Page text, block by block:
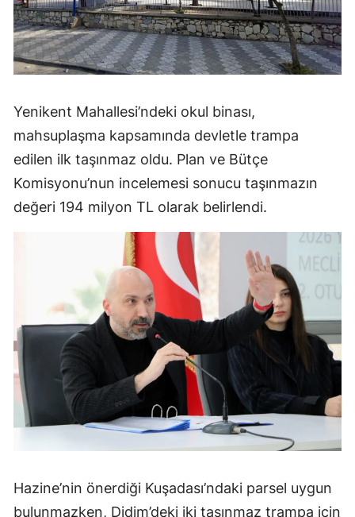
Yenikent Mahallesi’ndeki okul binası,
mahsuplaşma kapsamında devletle trampa
edilen ilk taşınmaz oldu. Plan ve Bütçe
Komisyonu’nun incelemesi sonucu taşınmazın
değeri 194 milyon TL olarak belirlendi.
Hazine’nin önerdiği Kuşadası’ndaki parsel uygun
bulunmazken, Didim’deki iki taşınmaz trampa için